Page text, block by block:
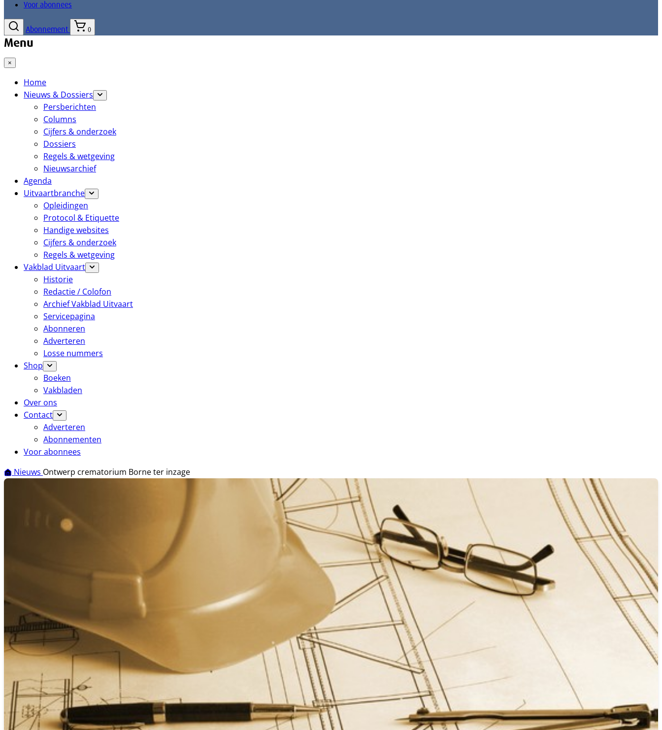
Voor abonnees
Abonnement 0
Menu
×
Home
Nieuws & Dossiers
Persberichten
Columns
Cijfers & onderzoek
Dossiers
Regels & wetgeving
Nieuwsarchief
Agenda
Uitvaartbranche
Opleidingen
Protocol & Etiquette
Handige websites
Cijfers & onderzoek
Regels & wetgeving
Vakblad Uitvaart
Historie
Redactie / Colofon
Archief Vakblad Uitvaart
Servicepagina
Abonneren
Adverteren
Losse nummers
Shop
Boeken
Vakbladen
Over ons
Contact
Adverteren
Abonnementen
Voor abonnees
Nieuws Ontwerp crematorium Borne ter inzage